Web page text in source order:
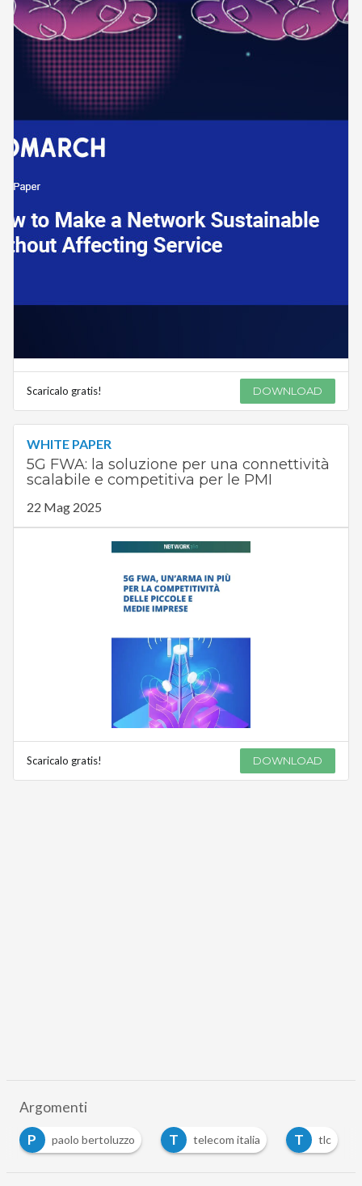
Scaricalo gratis! DOWNLOAD
WHITE PAPER
5G FWA: la soluzione per una connettività
scalabile e competitiva per le PMI
22 Mag 2025
Scaricalo gratis! DOWNLOAD
Argomenti
T telecom italia T tlc V Vodafone